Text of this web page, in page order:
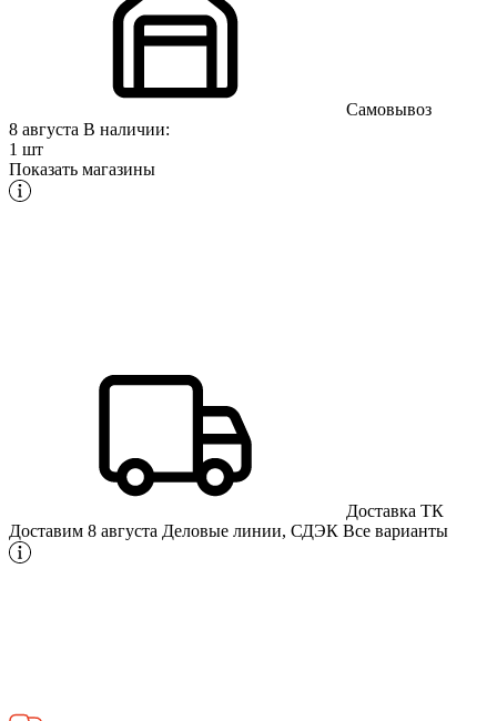
Самовывоз
8 августа В наличии:
1 шт
Показать магазины
Доставка ТК
Доставим 8 августа Деловые линии, СДЭК Все варианты